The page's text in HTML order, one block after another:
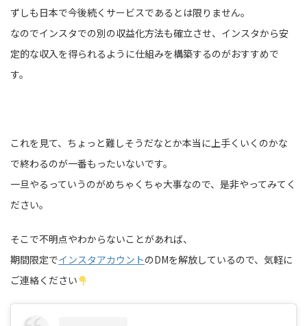
ずしも日本で今後続くサービスであるとは限りません。
なのでインスタでの別の収益化方法も確立させ、インスタから安
定的な収入を得られるように仕組みを構築するのがおすすめで
す。
これを見て、ちょっと難しそうだなとか本当に上手くいくのかな
で終わるのが一番もったいないです。
一旦やるっていうのがめちゃくちゃ大事なので、是非やってみてく
ださい。
そこで不明点やわからないことがあれば、
期間限定でインスタアカウントのDMを解放しているので、気軽に
ご連絡ください